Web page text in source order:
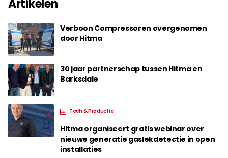
Artikelen
Verboon Compressoren overgenomen
door Hitma
30 jaar partnerschap tussen Hitma en
Barksdale
Tech & Productie
Hitma organiseert gratis webinar over
nieuwe generatie gaslekdetectie in open
installaties